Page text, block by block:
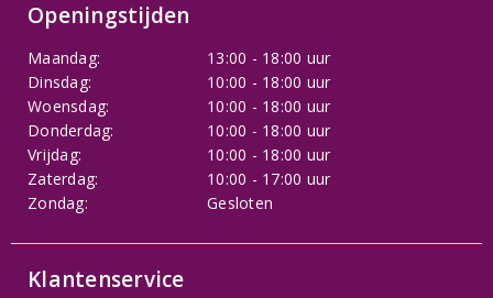
Openingstijden
Maandag:
13:00 - 18:00 uur
Dinsdag:
10:00 - 18:00 uur
Woensdag:
10:00 - 18:00 uur
Donderdag:
10:00 - 18:00 uur
Vrijdag:
10:00 - 18:00 uur
Zaterdag:
10:00 - 17:00 uur
Zondag:
Gesloten
Klantenservice